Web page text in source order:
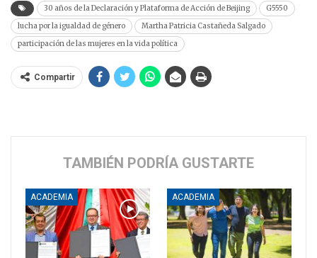
30 años de la Declaración y Plataforma de Acción de Beijing
G5550
lucha por la igualdad de género
Martha Patricia Castañeda Salgado
participación de las mujeres en la vida política
Compartir
TAMBIÉN PODRÍA GUSTARTE
ACADEMIA ACADEMIA